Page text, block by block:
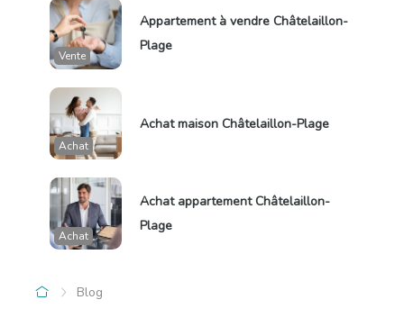
Vente
Appartement à vendre Châtelaillon-
Plage
Achat
Achat maison Châtelaillon-Plage
Achat
Achat appartement Châtelaillon-
Plage
Blog